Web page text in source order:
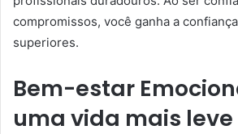
compromissos, você ganha a
superiores.
Bem-estar
uma vida mais leve